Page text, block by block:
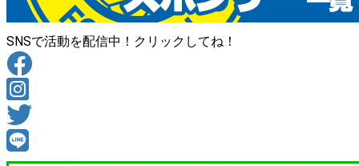
SNSで活動を配信中！クリックしてね！